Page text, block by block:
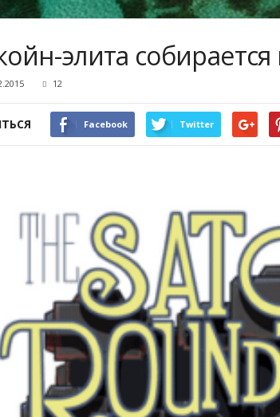
элита
12
Facebook Twitter